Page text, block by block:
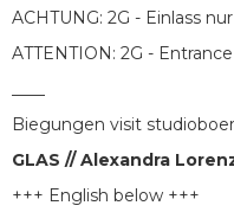
ACHTUNG: 2G - Einlass
ATTENTION: 2G -
Biegungen visit
GLAS // Alexandra
+++ English below +++